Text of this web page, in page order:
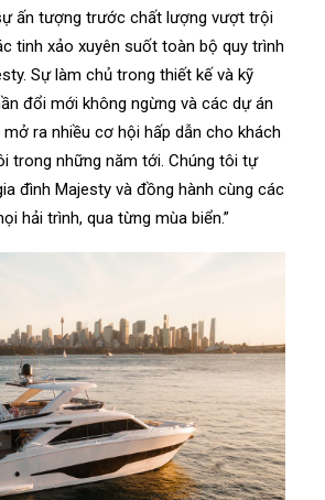
ấn tượng trước chất lượng vượt trội
tinh xảo xuyên suốt toàn bộ quy trình
Sự làm chủ trong thiết kế và kỹ
đổi mới không ngừng và các dự án
ra nhiều cơ hội hấp dẫn cho khách
trong những năm tới. Chúng tôi tự
đình Majesty và đồng hành cùng các
hải trình, qua từng mùa biển.”